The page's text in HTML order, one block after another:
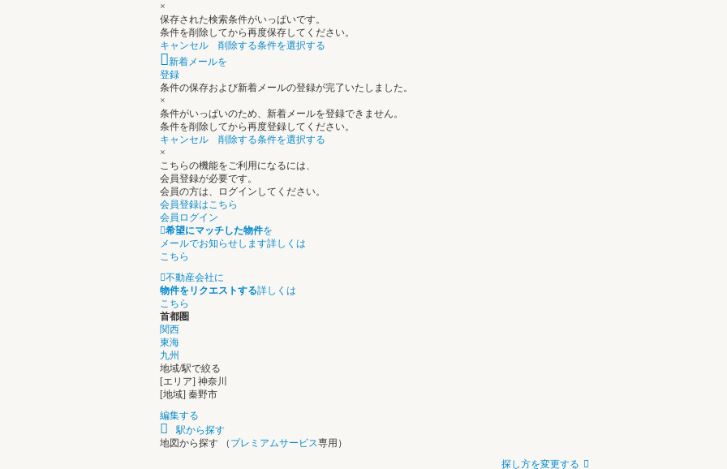
×
保存された検索条件がいっぱいです。
条件を削除してから再度保存してください。
キャンセル
削除する条件を選択する
新着メールを
登録
条件の保存および新着メールの登録が完了いたしました。
×
条件がいっぱいのため、新着メールを登録できません。
条件を削除してから再度登録してください。
キャンセル
削除する条件を選択する
×
こちらの機能をご利用になるには、
会員登録が必要です。
会員の方は、ログインしてください。
会員登録はこちら
会員ログイン
希望にマッチした物件を
メールでお知らせします詳しくは
こちら
不動産会社に
物件をリクエストする詳しくは
こちら
首都圏
関西
東海
九州
地域/駅で絞る
[エリア] 神奈川
[地域] 秦野市
編集する
駅から探す
地図から探す
（ プレミアムサービス専用）
探し方を変更する